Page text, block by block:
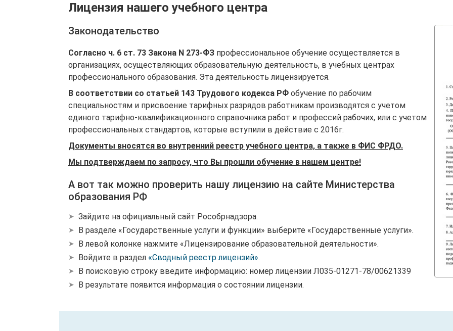
Лицензия нашего учебного центра
Законодательство
Согласно ч. 6 ст. 73 Закона N 273-ФЗ профессиональное обучение осуществляется в
организациях, осуществляющих образовательную деятельность, в учебных центрах
профессионального образования. Эта деятельность лицензируется.
В соответствии со статьей 143 Трудового кодекса РФ обучение по рабочим
специальностям и присвоение тарифных разрядов работникам производятся с учетом
единого тарифно-квалификационного справочника работ и профессий рабочих, или с учетом
профессиональных стандартов, которые вступили в действие с 2016г.
Документы вносятся во внутренний реестр учебного центра, а также в ФИС ФРДО.
Мы подтверждаем по запросу, что Вы прошли обучение в нашем центре!
А вот так можно проверить нашу лицензию на сайте Министерства
образования РФ
Зайдите на официальный сайт Рособрнадзора.
В разделе «Государственные услуги и функции» выберите «Государственные услуги».
В левой колонке нажмите «Лицензирование образовательной деятельности».
Войдите в раздел «Сводный реестр лицензий».
В поисковую строку введите информацию: номер лицензии Л035-01271-78/00621339
В результате появится информация о состоянии лицензии.